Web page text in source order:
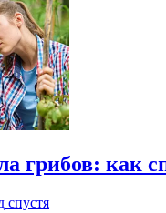
грибов: как
спустя